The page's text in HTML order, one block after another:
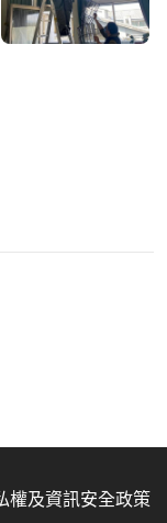
權及資訊安全政策